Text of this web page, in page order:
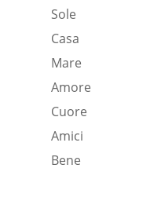
Sole
Casa
Mare
Amore
Cuore
Amici
Bene